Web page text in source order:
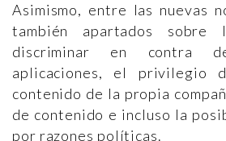
Asimismo, entre las nuevas
también apartados sobre
discriminar en contra
aplicaciones, el privilegio
contenido de la propia
de contenido e incluso la
por razones políticas.